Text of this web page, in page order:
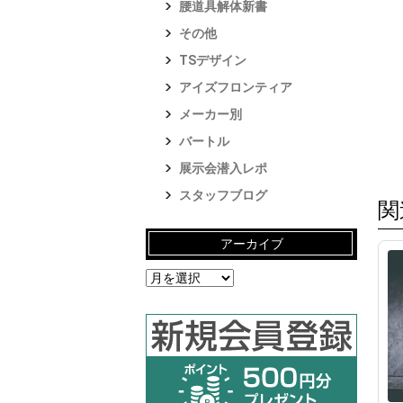
腰道具解体新書
その他
TSデザイン
アイズフロンティア
メーカー別
バートル
展示会潜入レポ
スタッフブログ
アーカイブ
ア
ー
イ
ブ